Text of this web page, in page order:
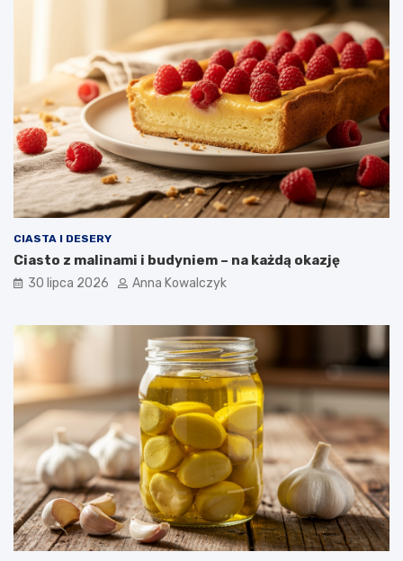
CIASTA I DESERY
Ciasto z malinami i budyniem – na każdą okazję
30 lipca 2026 Anna Kowalczyk